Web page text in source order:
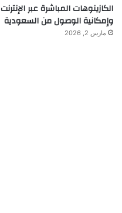
الكازينوهات المباشرة عبر الإنترنت
وإمكانية الوصول من السعودية
مارس 2, 2026